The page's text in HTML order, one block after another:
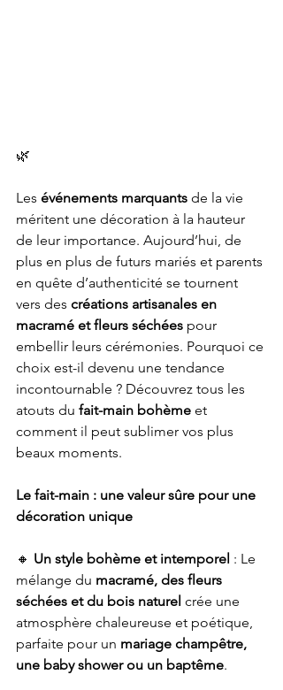
🌿
Les événements marquants de la vie
méritent une décoration à la hauteur
de leur importance. Aujourd’hui, de
plus en plus de futurs mariés et parents
en quête d’authenticité se tournent
vers des créations artisanales en
macramé et fleurs séchées pour
embellir leurs cérémonies. Pourquoi ce
choix est-il devenu une tendance
incontournable ? Découvrez tous les
atouts du fait-main bohème et
comment il peut sublimer vos plus
beaux moments.
Le fait-main : une valeur sûre pour une
décoration unique
🔸 Un style bohème et intemporel : Le
mélange du macramé, des fleurs
séchées et du bois naturel crée une
atmosphère chaleureuse et poétique,
parfaite pour un mariage champêtre,
une baby shower ou un baptême.